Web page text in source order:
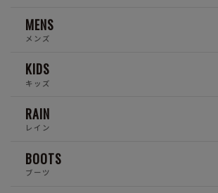
MENS
メンズ
KIDS
キッズ
RAIN
レイン
BOOTS
ブーツ